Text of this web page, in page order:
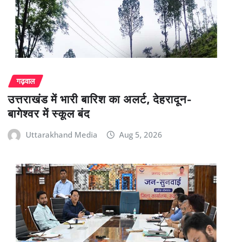
गढ़वाल
उत्तराखंड में भारी बारिश का अलर्ट, देहरादून-
बागेश्वर में स्कूल बंद
Uttarakhand Media Aug 5, 2026